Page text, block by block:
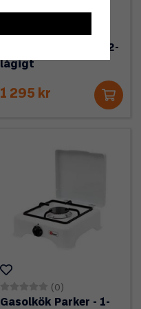
(2)
Mustang Gasolkök 2-
lågigt
1 295 kr
(0)
Gasolkök Parker - 1-